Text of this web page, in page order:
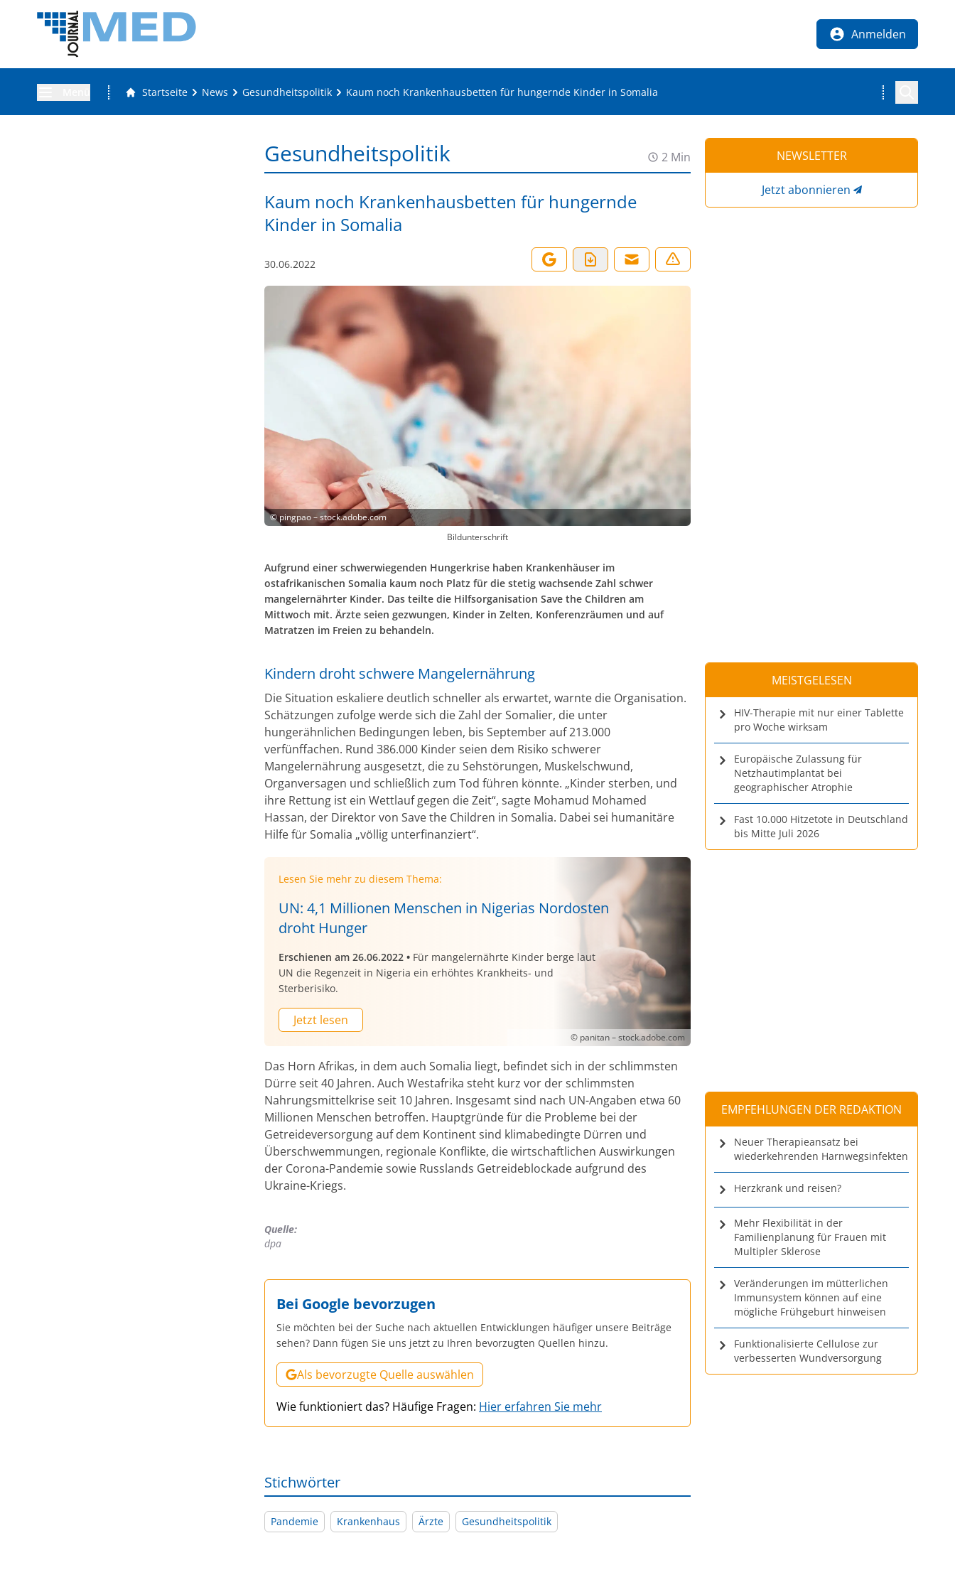
Anmelden
Startseite News Gesundheitspolitik Kaum noch Krankenhausbetten für hungernde Kinder in Somalia
Gesundheitspolitik 2 Min
Kaum noch Krankenhausbetten für hungernde
Kinder in Somalia
30.06.2022
©pingpao – stock.adobe.com
Bildunterschrift
Aufgrund einer schwerwiegenden Hungerkrise haben Krankenhäuser im
ostafrikanischen Somalia kaum noch Platz für die stetig wachsende Zahl schwer
mangelernährter Kinder. Das teilte die Hilfsorganisation Save the Children am
Mittwoch mit. Ärzte seien gezwungen, Kinder in Zelten, Konferenzräumen und auf
Matratzen im Freien zu behandeln.
Kindern droht schwere Mangelernährung
Die Situation eskaliere deutlich schneller als erwartet, warnte die Organisation.
Schätzungen zufolge werde sich die Zahl der Somalier, die unter
hungerähnlichen Bedingungen leben, bis September auf 213.000
verfünffachen. Rund 386.000 Kinder seien dem Risiko schwerer
Mangelernährung ausgesetzt, die zu Sehstörungen, Muskelschwund,
Organversagen und schließlich zum Tod führen könnte. „Kinder sterben, und
ihre Rettung ist ein Wettlauf gegen die Zeit“, sagte Mohamud Mohamed
Hassan, der Direktor von Save the Children in Somalia. Dabei sei humanitäre
Hilfe für Somalia „völlig unterfinanziert“.
Lesen Sie mehr zu diesem Thema:
UN: 4,1 Millionen Menschen in Nigerias Nordosten
droht Hunger
Erschienen am 26.06.2022 • Für mangelernährte Kinder berge laut
UN die Regenzeit in Nigeria ein erhöhtes Krankheits- und
Sterberisiko.
Jetzt lesen
© panitan – stock.adobe.com
Das Horn Afrikas, in dem auch Somalia liegt, befindet sich in der schlimmsten
Dürre seit 40 Jahren. Auch Westafrika steht kurz vor der schlimmsten
Nahrungsmittelkrise seit 10 Jahren. Insgesamt sind nach UN-Angaben etwa 60
Millionen Menschen betroffen. Hauptgründe für die Probleme bei der
Getreideversorgung auf dem Kontinent sind klimabedingte Dürren und
Überschwemmungen, regionale Konflikte, die wirtschaftlichen Auswirkungen
der Corona-Pandemie sowie Russlands Getreideblockade aufgrund des
Ukraine-Kriegs.
Quelle:
dpa
Bei Google bevorzugen
Sie möchten bei der Suche nach aktuellen Entwicklungen häufiger unsere Beiträge
sehen? Dann fügen Sie uns jetzt zu Ihren bevorzugten Quellen hinzu.
Als bevorzugte Quelle auswählen
Wie funktioniert das? Häufige Fragen: Hier erfahren Sie mehr
Stichwörter
Pandemie Krankenhaus Ärzte Gesundheitspolitik
NEWSLETTER
Jetzt abonnieren
MEISTGELESEN
HIV-Therapie mit nur einer Tablette
pro Woche wirksam
Europäische Zulassung für
Netzhautimplantat bei
geographischer Atrophie
Fast 10.000 Hitzetote in Deutschland
bis Mitte Juli 2026
EMPFEHLUNGEN DER REDAKTION
Neuer Therapieansatz bei
wiederkehrenden Harnwegsinfekten
Herzkrank und reisen?
Mehr Flexibilität in der
Familienplanung für Frauen mit
Multipler Sklerose
Veränderungen im mütterlichen
Immunsystem können auf eine
mögliche Frühgeburt hinweisen
Funktionalisierte Cellulose zur
verbesserten Wundversorgung